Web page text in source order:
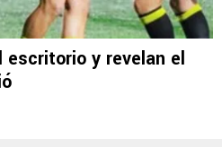
escritorio y revelan el